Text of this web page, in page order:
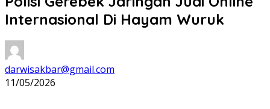
Internasional Di Hayam Wuruk
darwisakbar@gmail.com
11/05/2026